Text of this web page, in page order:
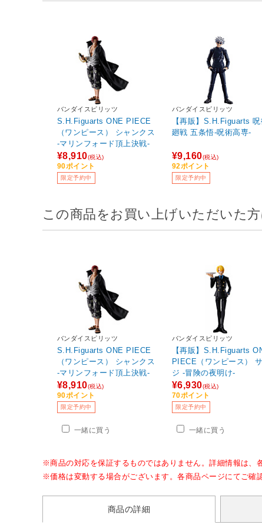
バンダイスピリッツ
S.H.Figuarts ONE PIECE
（ワンピース） シャンクス
-マリンフォード頂上決戦-
¥8,910(税込)
90ポイント
限定予約中
バンダイスピリッツ
【再販】S.H.Figuarts
廻戦 五条悟-呪術高専-
¥9,160(税込)
92ポイント
限定予約中
この商品をお買い上げいただいた
バンダイスピリッツ
S.H.Figuarts ONE PIECE
（ワンピース） シャンクス
-マリンフォード頂上決戦-
¥8,910(税込)
90ポイント
限定予約中
一緒に買う
バンダイスピリッツ
【再販】S.H.Figuarts
PIECE（ワンピース）
ジ -冒険の夜明け-
¥6,930(税込)
70ポイント
限定予約中
一緒に買う
※商品の対応を保証するものではありません。詳細情報は、
※価格は変動する場合がございます。各商品ページにてご確
商品の詳細